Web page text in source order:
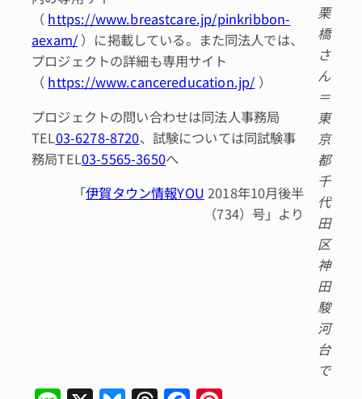
栗
橋
さ
ん
＝
東
京
都
千
代
田
区
神
田
駿
河
台
で
（ https://www.breastcare.jp/pinkribbon-
aexam/ ）に掲載している。また同法人では、
プロジェクトの詳細も専用サイト
（ https://www.cancereducation.jp/ ）
プロジェクトの問い合わせは同法人事務局
TEL03-6278-8720、試験については同試験事
務局TEL03-5565-3650へ
「伊賀タウン情報YOU 2018年10月後半
（734）号」より